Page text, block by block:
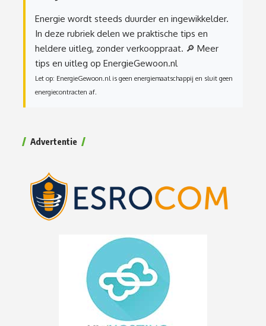
Energie wordt steeds duurder en ingewikkelder.
In deze rubriek delen we praktische tips en
heldere uitleg, zonder verkooppraat. 🔎 Meer
tips en uitleg op EnergieGewoon.nl
Let op: EnergieGewoon.nl is geen energiemaatschappij en sluit geen
energiecontracten af.
Advertentie